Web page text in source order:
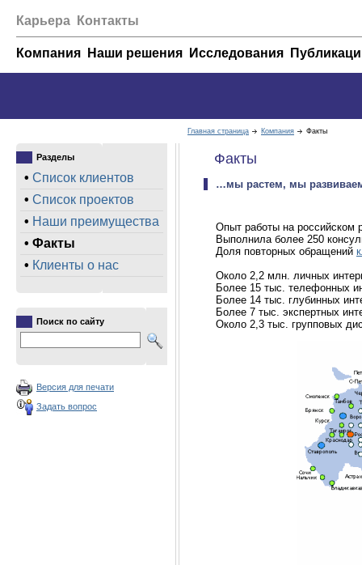
Карьера Контакты
Компания Наши решения Исследования
Главная страница Компания Факты
Разделы
• Список клиентов
• Список проектов
• Наши преимущества
• Факты
• Клиенты о нас
Поиск по сайту
Версия для печати
Задать вопрос
Факты
…мы растем, мы
Опыт работы на российском
Выполнила более 250
Доля повторных обращений
Около 2,2 млн. личных
Более 15 тыс. телефонных
Более 14 тыс. глубинных
Более 7 тыс. экспертных
Около 2,3 тыс. групповых